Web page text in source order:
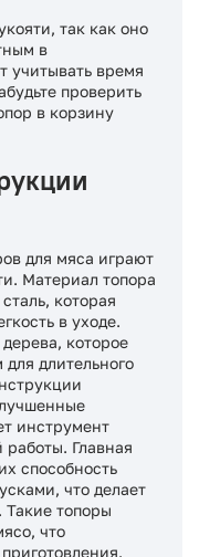
так как оно
в
учитывать время
проверить
в корзину
для мяса играют
Материал топора
которая
в уходе.
которое
длительного
инструмент
Главная
способность
что делает
топоры
что